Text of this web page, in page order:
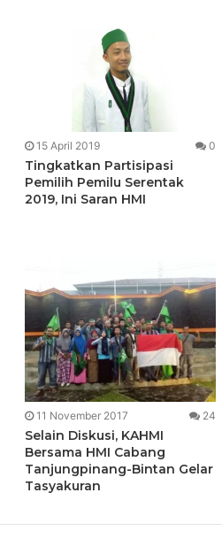
15 April 2019 0
Tingkatkan Partisipasi
Pemilih Pemilu Serentak
2019, Ini Saran HMI
11 November 2017 24
Selain Diskusi, KAHMI
Bersama HMI Cabang
Tanjungpinang-Bintan Gelar
Tasyakuran